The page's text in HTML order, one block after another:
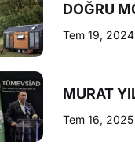
Tem 19, 2024
Tem 16, 2025